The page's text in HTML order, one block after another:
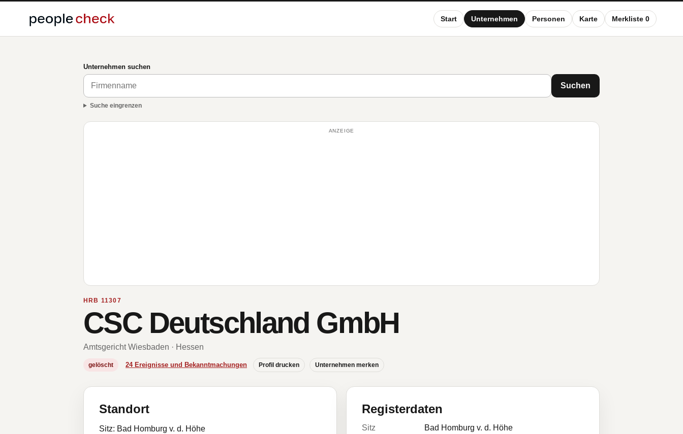
Start Unternehmen Personen Karte Merkliste 0
Unternehmen suchen
Suchen
Suche eingrenzen
ANZEIGE
HRB 11307
CSC Deutschland GmbH
Amtsgericht Wiesbaden · Hessen
gelöscht 24 Ereignisse und Bekanntmachungen Profil drucken Unternehmen merken
Standort
Sitz: Bad Homburg v. d. Höhe
Registerdaten
Sitz
Bad Homburg v. d. Höhe